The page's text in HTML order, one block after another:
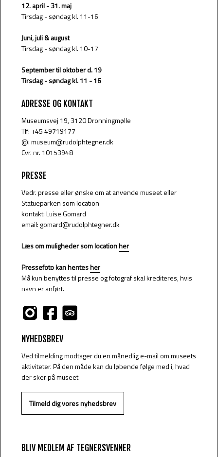
12. april - 31. maj​
Tirsdag - søndag kl. 11-16
Juni, juli & august
Tirsdag - søndag kl. 10-17
September til oktober d. 19
Tirsdag - søndag kl. 11 - 16
ADRESSE OG KONTAKT
​Museumsvej​ 19, 3120 Dronningmølle
Tlf: +45 49719177
@: museum@rudolphtegner.dk
Cvr. nr. 10153948
PRESSE
Vedr. presse eller ønske om at anvende museet eller
Statueparken som location
kontakt: Luise Gomard
email: gomard@rudolphtegner.dk
Læs om muligheder som locationher
Pressefoto kan hentesher
Må kun benyttes til presse og fotograf skal krediteres, hvis
navn er anført.
NYHEDSBREV
Ved tilmelding modtager du en månedlig e-mail om museets
aktiviteter. På den måde kan du løbende følge med i, hvad
der sker på museet
Tilmeld dig vores nyhedsbrev​
BLIV MEDLEM AF TEGNERSVENNER